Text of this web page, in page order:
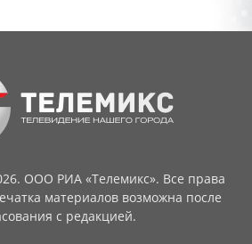
ООО РИА «Телемикс». Все права
материалов возможна после
с редакцией.